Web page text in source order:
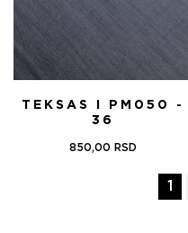
TEKSAS I PM050 -
36
850,00 RSD
1